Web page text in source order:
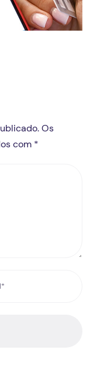
Os
com *